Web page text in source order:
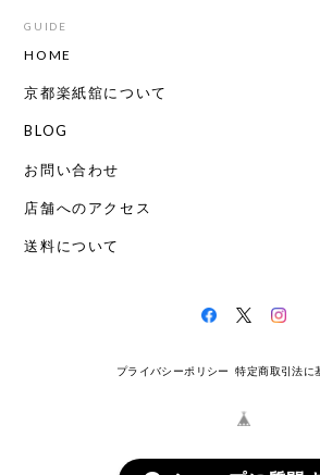
GUIDE
HOME
京都楽紙舘について
BLOG
お問い合わせ
店舗へのアクセス
送料について
プライバシーポリシー 特定商取引法に